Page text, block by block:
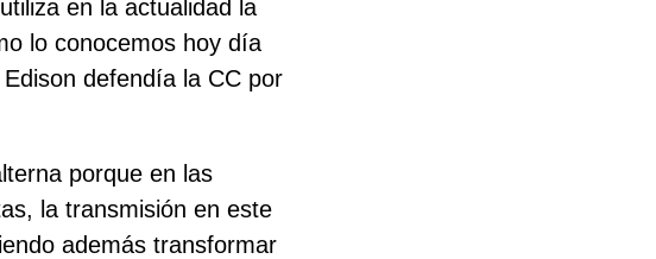
en la actualidad la
lo conocemos hoy día
defendía la CC por
porque en las
la transmisión en este
además transformar